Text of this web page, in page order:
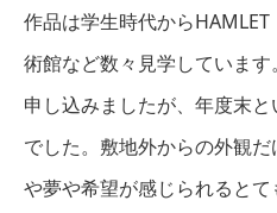
作品は学生時代から
術館など数々見学していま
申し込みましたが、年度末
でした。敷地外からの外観
や夢や希望が感じられると